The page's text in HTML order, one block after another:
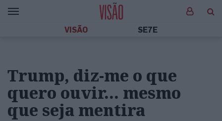
VISÃO SE7E
Trump, diz-me o que
quero ouvir… mesmo
que seja mentira